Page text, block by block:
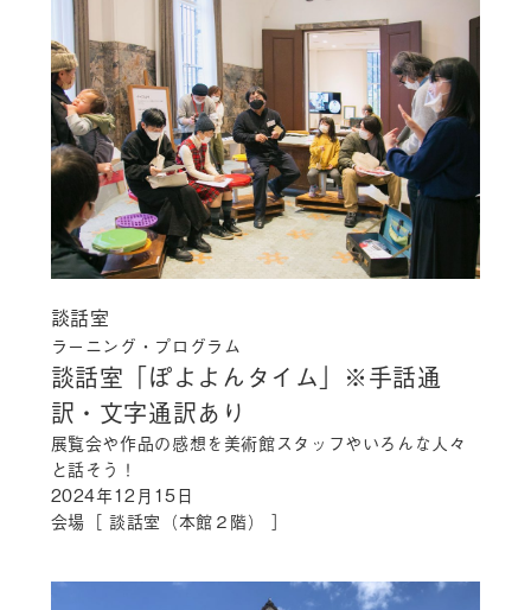
談話室
ラーニング・プログラム
談話室「ぽよよんタイム」 ※手話通
訳・文字通訳あり
展覧会や作品の感想を美術館スタッフやいろんな人々
と話そう！
2024年12月15日
会場［ 談話室（本館２階） ］